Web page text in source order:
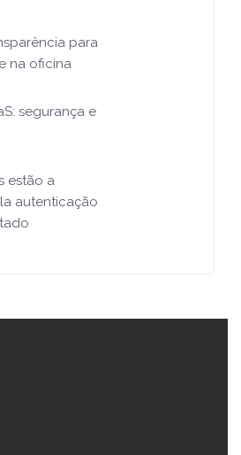
para
na oficina
segurança e
estão a
autenticação